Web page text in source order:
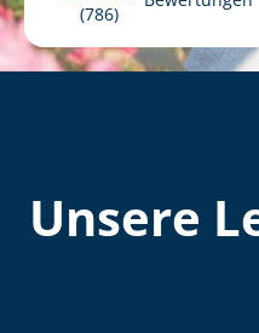
786
Unsere